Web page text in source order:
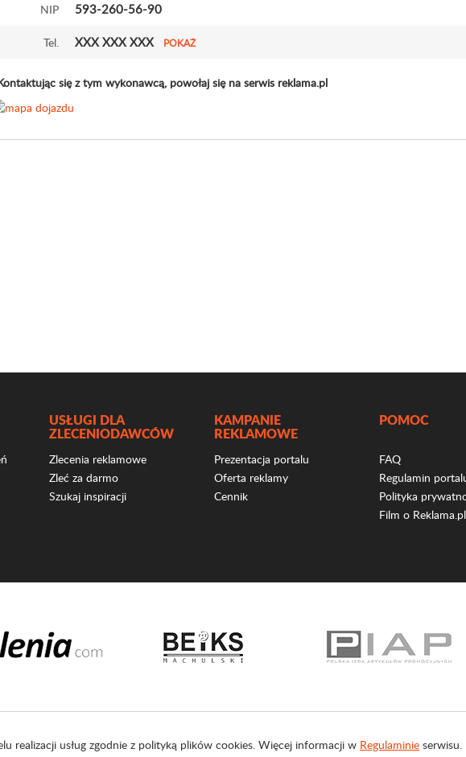
NIP 593-260-56-90
Tel. XXX XXX XXX POKAŻ
się z tym wykonawcą, powołaj się na serwis reklama.pl
USŁUGI DLA
ZLECENIODAWCÓW
Zlecenia reklamowe
Zleć za darmo
Szukaj inspiracji
KAMPANIE
REKLAMOWE
Prezentacja portalu
Oferta reklamy
Cennik
POMOC
FAQ
Regulamin
Polityka
Film o Reklama.pl
realizacji usług zgodnie z polityką plików cookies. Więcej informacji w Regulaminie serwisu.